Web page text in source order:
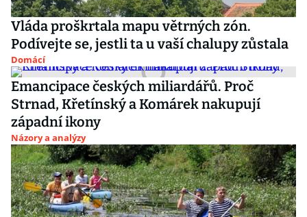
Vláda proškrtala mapu větrných zón.
Podívejte se, jestli ta u vaší chalupy zůstala
Domácí
Emancipace českých miliardářů. Proč
Strnad, Křetínský a Komárek nakupují
západní ikony
Názory a analýzy